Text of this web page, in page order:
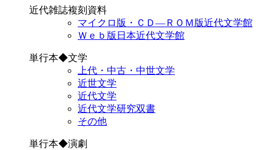
近代雑誌複刻資料
マイクロ版・ＣＤ―ＲＯＭ版近代文学館
Ｗｅｂ版日本近代文学館
単行本◆文学
上代・中古・中世文学
近世文学
近代文学
近代文学研究双書
その他
単行本◆演劇